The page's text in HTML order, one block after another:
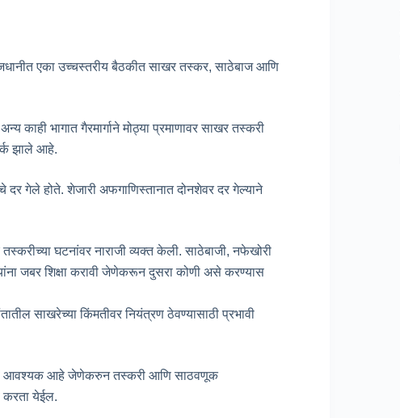
एका उच्चस्तरीय बैठकीत साखर तस्कर, साठेबाज आणि
काही भागात गैरमार्गाने मोठ्या प्रमाणावर साखर तस्करी
झाले आहे.
गेले होते. शेजारी अफगाणिस्तानात दोनशेवर दर गेल्याने
घटनांवर नाराजी व्यक्त केली. साठेबाजी, नफेखोरी
जबर शिक्षा करावी जेणेकरून दुसरा कोणी असे करण्यास
साखरेच्या किंमतीवर नियंत्रण ठेवण्यासाठी प्रभावी
आवश्यक आहे जेणेकरुन तस्करी आणि साठवणूक
करता येईल.